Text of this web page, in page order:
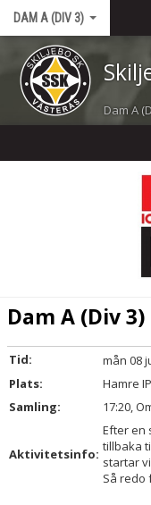
DAM A (DIV 3)
Dam A
Dam A (Div 3)
Tid:
mån 08
Plats:
Hamre
Samling:
17:20,
Aktivitetsinfo:
Efter en
tillbaka
startar
Så redo